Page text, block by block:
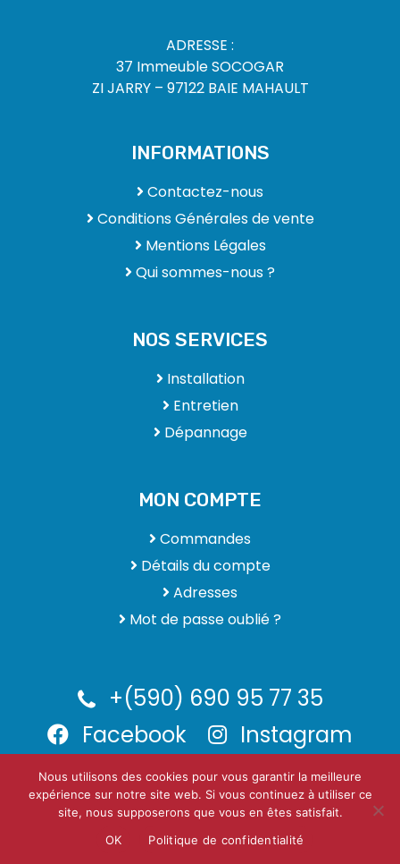
ADRESSE :
37 Immeuble SOCOGAR
ZI JARRY – 97122 BAIE MAHAULT
INFORMATIONS
Contactez-nous
Conditions Générales de vente
Mentions Légales
Qui sommes-nous ?
NOS SERVICES
Installation
Entretien
Dépannage
MON COMPTE
Commandes
Détails du compte
Adresses
Mot de passe oublié ?
+(590) 690 95 77 35
Facebook
Instagram
CEDRIC-CLIM.FR | Pour une climatisation toujours saine et
fraiche
Nous utilisons des cookies pour vous garantir la meilleure
expérience sur notre site web. Si vous continuez à utiliser ce
site, nous supposerons que vous en êtes satisfait.
OK
Politique de confidentialité